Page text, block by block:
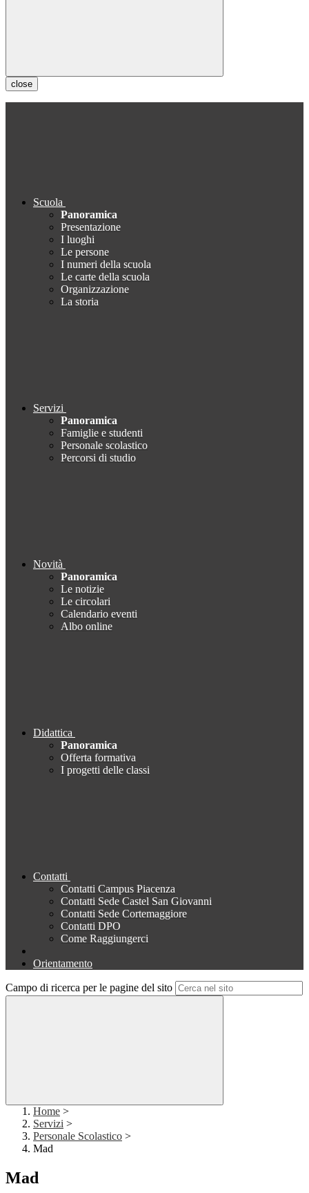
close
Scuola
Panoramica
Presentazione
I luoghi
Le persone
I numeri della scuola
Le carte della scuola
Organizzazione
La storia
Servizi
Panoramica
Famiglie e studenti
Personale scolastico
Percorsi di studio
Novità
Panoramica
Le notizie
Le circolari
Calendario eventi
Albo online
Didattica
Panoramica
Offerta formativa
I progetti delle classi
Contatti
Contatti Campus Piacenza
Contatti Sede Castel San Giovanni
Contatti Sede Cortemaggiore
Contatti DPO
Come Raggiungerci
Orientamento
Campo di ricerca per le pagine del sito
Home >
Servizi >
Personale Scolastico >
Mad
Mad